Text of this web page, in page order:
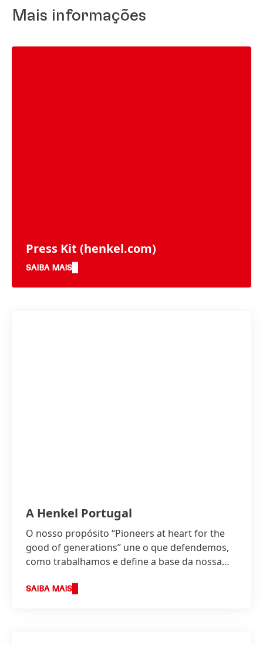
Mais informações
Press Kit (henkel.com)
SAIBA MAIS
A Henkel Portugal
O nosso propósito “Pioneers at heart for the
good of generations” une o que defendemos,
como trabalhamos e define a base da nossa
SAIBA MAIS